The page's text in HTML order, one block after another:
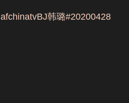
afchinatvBJ韩璐#20200428